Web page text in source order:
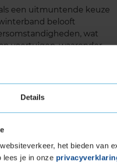
Details
het bieden van
lees je in onze
een uitmuntende keuze
belooft
wat
voertuigen, waaronder
technologie
geluidsniveau van de